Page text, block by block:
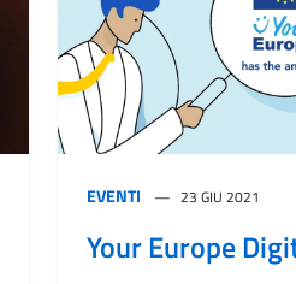
EVENTI 23 GIU 2021
Your Europe